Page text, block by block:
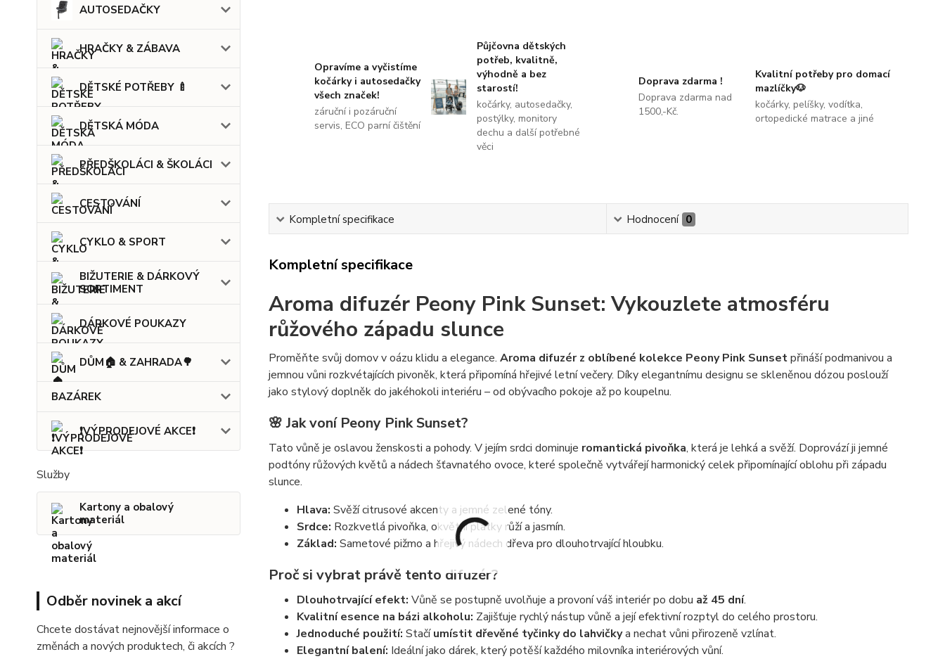
AUTOSEDAČKY
HRAČKY & ZÁBAVA
DĚTSKÉ POTŘEBY 🍼
DĚTSKÁ MÓDA
PŘEDŠKOLÁCI & ŠKOLÁCI
CESTOVÁNÍ
CYKLO & SPORT
BIŽUTERIE & DÁRKOVÝ
SORTIMENT
DÁRKOVÉ POUKAZY
DŮM🏠 & ZAHRADA🌳
BAZÁREK
❗VÝPRODEJOVÉ AKCE❗
Služby
Kartony a obalový
materiál
Odběr novinek a akcí
Chcete dostávat nejnovější informace o
změnách a nových produktech, či akcích ?
Opravíme a vyčistíme
kočárky i autosedačky
všech značek!
záruční i pozáruční
servis, ECO parní čištění
Půjčovna dětských
potřeb, kvalitně,
výhodně a bez
starostí!
kočárky, autosedačky,
postýlky, monitory
dechu a další potřebné
věci
Doprava zdarma !
Doprava zdarma nad
1500,-Kč.
Kvalitní potřeby pro domací
mazlíčky🐶
kočárky, pelíšky, vodítka,
ortopedické matrace a jiné
Kompletní specifikace Hodnocení 0
Kompletní specifikace
Aroma difuzér Peony Pink Sunset: Vykouzlete atmosféru
růžového západu slunce
Proměňte svůj domov v oázu klidu a elegance. Aroma difuzér z oblíbené kolekce Peony Pink Sunsetpřináší podmanivou a
jemnou vůni rozkvétajících pivoněk, která připomíná hřejivé letní večery. Díky elegantnímu designu se skleněnou dózou poslouží
jako stylový doplněk do jakéhokoli interiéru – od obývacího pokoje až po koupelnu.
🌸 Jak voní Peony Pink Sunset?
Tato vůně je oslavou ženskosti a pohody. V jejím srdci dominuje romantická pivoňka, která je lehká a svěží. Doprovází ji jemné
podtóny růžových květů a nádech šťavnatého ovoce, které společně vytvářejí harmonický celek připomínající oblohu při západu
slunce.
Hlava: Svěží citrusové akcenty a jemné zelené tóny.
Srdce: Rozkvetlá pivoňka, okvětní plátky růží a jasmín.
Základ: Sametové pižmo a hřejivý nádech dřeva pro dlouhotrvající hloubku.
Proč si vybrat právě tento difuzér?
Dlouhotrvající efekt: Vůně se postupně uvolňuje a provoní váš interiér po dobu až 45 dní.
Kvalitní esence na bázi alkoholu: Zajišťuje rychlý nástup vůně a její efektivní rozptyl do celého prostoru.
Jednoduché použití: Stačíumístit dřevěné tyčinky do lahvičkya nechat vůni přirozeně vzlínat.
Elegantní balení: Ideální jako dárek, který potěší každého milovníka interiérových vůní.